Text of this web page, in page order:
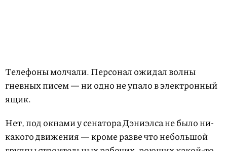
Телефоны молчали. Персонал ожидал волны
гневных писем — ни одно не упало в электронный
ящик.
Нет, под окнами у сенатора Дэниэлса не было ни-
какого движения — кроме разве что небольшой